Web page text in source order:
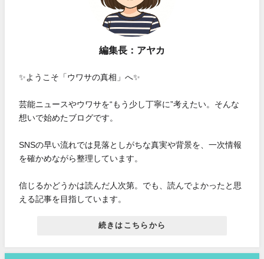
編集長：アヤカ
✨ようこそ「ウワサの真相」へ✨
芸能ニュースやウワサを“もう少し丁寧に”考えたい。そんな
想いで始めたブログです。
SNSの早い流れでは見落としがちな真実や背景を、一次情報
を確かめながら整理しています。
信じるかどうかは読んだ人次第。でも、読んでよかったと思
える記事を目指しています。
続きはこちらから